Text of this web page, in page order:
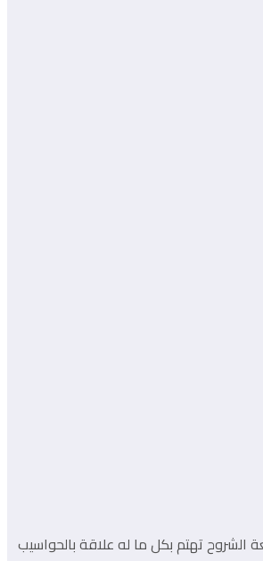
العربي . قلعة الشروح تهتم بكل ما له علاقة بالحواسيب